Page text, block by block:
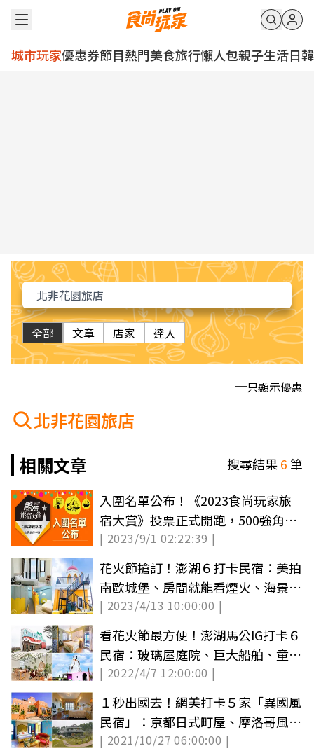
城市玩家優惠券節目熱門美食旅行懶人包親子生活日韓
全部 文章 店家 達人
只顯示優惠
北非花園旅店
相關文章
搜尋結果6筆
入圍名單公布！《2023食尚玩家旅
宿大賞》投票正式開跑，500強角逐
10大獎項
| 2023/9/1 02:22:39 |
花火節搶訂！澎湖６打卡民宿：美拍
南歐城堡、房間就能看煙火、海景溜
滑梯房
| 2023/4/13 10:00:00 |
看花火節最方便！澎湖馬公IG打卡６
民宿：玻璃屋庭院、巨大船舶、童話
旋轉屋
| 2022/4/7 12:00:00 |
１秒出國去！網美打卡５家「異國風
民宿」：京都日式町屋、摩洛哥風
Villa
| 2021/10/27 06:00:00 |